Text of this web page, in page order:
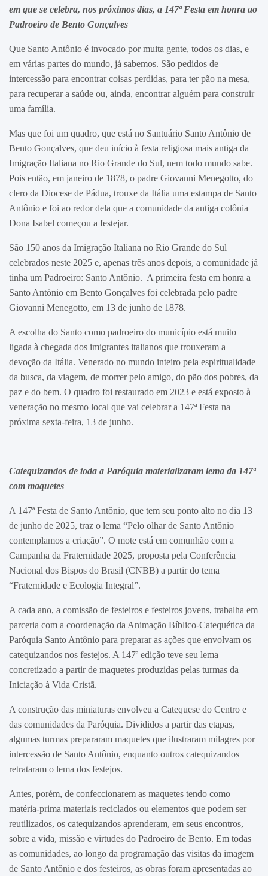
em que se celebra, nos próximos dias, a 147ª Festa em honra ao
Padroeiro de Bento Gonçalves
Que Santo Antônio é invocado por muita gente, todos os dias, e
em várias partes do mundo, já sabemos. São pedidos de
intercessão para encontrar coisas perdidas, para ter pão na mesa,
para recuperar a saúde ou, ainda, encontrar alguém para construir
uma família.
Mas que foi um quadro, que está no Santuário Santo Antônio de
Bento Gonçalves, que deu início à festa religiosa mais antiga da
Imigração Italiana no Rio Grande do Sul, nem todo mundo sabe.
Pois então, em janeiro de 1878, o padre Giovanni Menegotto, do
clero da Diocese de Pádua, trouxe da Itália uma estampa de Santo
Antônio e foi ao redor dela que a comunidade da antiga colônia
Dona Isabel começou a festejar.
São 150 anos da Imigração Italiana no Rio Grande do Sul
celebrados neste 2025 e, apenas três anos depois, a comunidade já
tinha um Padroeiro: Santo Antônio. A primeira festa em honra a
Santo Antônio em Bento Gonçalves foi celebrada pelo padre
Giovanni Menegotto, em 13 de junho de 1878.
A escolha do Santo como padroeiro do município está muito
ligada à chegada dos imigrantes italianos que trouxeram a
devoção da Itália. Venerado no mundo inteiro pela espiritualidade
da busca, da viagem, de morrer pelo amigo, do pão dos pobres, da
paz e do bem. O quadro foi restaurado em 2023 e está exposto à
veneração no mesmo local que vai celebrar a 147ª Festa na
próxima sexta-feira, 13 de junho.
Catequizandos de toda a Paróquia materializaram lema da 147ª
com maquetes
A 147ª Festa de Santo Antônio, que tem seu ponto alto no dia 13
de junho de 2025, traz o lema “Pelo olhar de Santo Antônio
contemplamos a criação”. O mote está em comunhão com a
Campanha da Fraternidade 2025, proposta pela Conferência
Nacional dos Bispos do Brasil (CNBB) a partir do tema
“Fraternidade e Ecologia Integral”.
A cada ano, a comissão de festeiros e festeiros jovens, trabalha em
parceria com a coordenação da Animação Bíblico-Catequética da
Paróquia Santo Antônio para preparar as ações que envolvam os
catequizandos nos festejos. A 147ª edição teve seu lema
concretizado a partir de maquetes produzidas pelas turmas da
Iniciação à Vida Cristã.
A construção das miniaturas envolveu a Catequese do Centro e
das comunidades da Paróquia. Divididos a partir das etapas,
algumas turmas prepararam maquetes que ilustraram milagres por
intercessão de Santo Antônio, enquanto outros catequizandos
retrataram o lema dos festejos.
Antes, porém, de confeccionarem as maquetes tendo como
matéria-prima materiais reciclados ou elementos que podem ser
reutilizados, os catequizandos aprenderam, em seus encontros,
sobre a vida, missão e virtudes do Padroeiro de Bento. Em todas
as comunidades, ao longo da programação das visitas da imagem
de Santo Antônio e dos festeiros, as obras foram apresentadas ao